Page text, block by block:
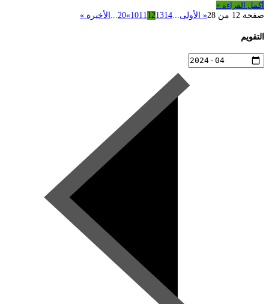
أكمل القراءة »
صفحة 12 من 28
« الأولى...
1011121314
»
20
... الأخيرة »
التقويم